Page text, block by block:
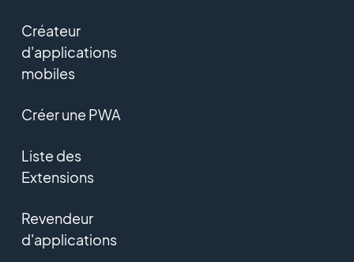
Créateur
d'applications
mobiles
Créer une PWA
Liste des
Extensions
Revendeur
d'applications